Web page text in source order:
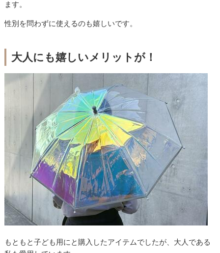
ます。
性別を問わずに使えるのも嬉しいです。
大人にも嬉しいメリットが！
もともと子ども用にと購入したアイテムでしたが、大人である